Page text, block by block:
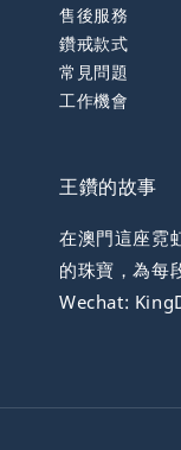
售後服務
鑽戒款式
常見問題
工作機會
王鑽的故事
在澳門這座霓
的珠寶，為每
Wechat: